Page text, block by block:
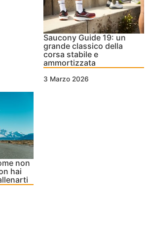
Saucony Guide 19: un
grande classico della
corsa stabile e
ammortizzata
3 Marzo 2026
non
hai